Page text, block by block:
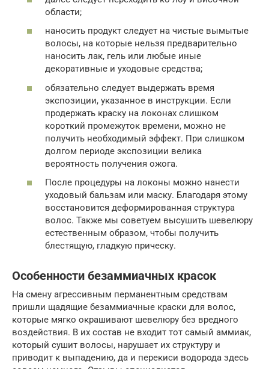
области;
наносить продукт следует на чистые вымытые
волосы, на которые нельзя предварительно
наносить лак, гель или любые иные
декоративные и уходовые средства;
обязательно следует выдержать время
экспозиции, указанное в инструкции. Если
продержать краску на локонах слишком
короткий промежуток времени, можно не
получить необходимый эффект. При слишком
долгом периоде экспозиции велика
вероятность получения ожога.
После процедуры на локоны можно нанести
уходовый бальзам или маску. Благодаря этому
восстановится деформированная структура
волос. Также мы советуем высушить шевелюру
естественным образом, чтобы получить
блестящую, гладкую прическу.
Особенности безаммиачных красок
На смену агрессивным перманентным средствам
пришли щадящие безаммиачные краски для волос,
которые мягко окрашивают шевелюру без вредного
воздействия. В их состав не входит тот самый аммиак,
который сушит волосы, нарушает их структуру и
приводит к выпадению, да и перекиси водорода здесь